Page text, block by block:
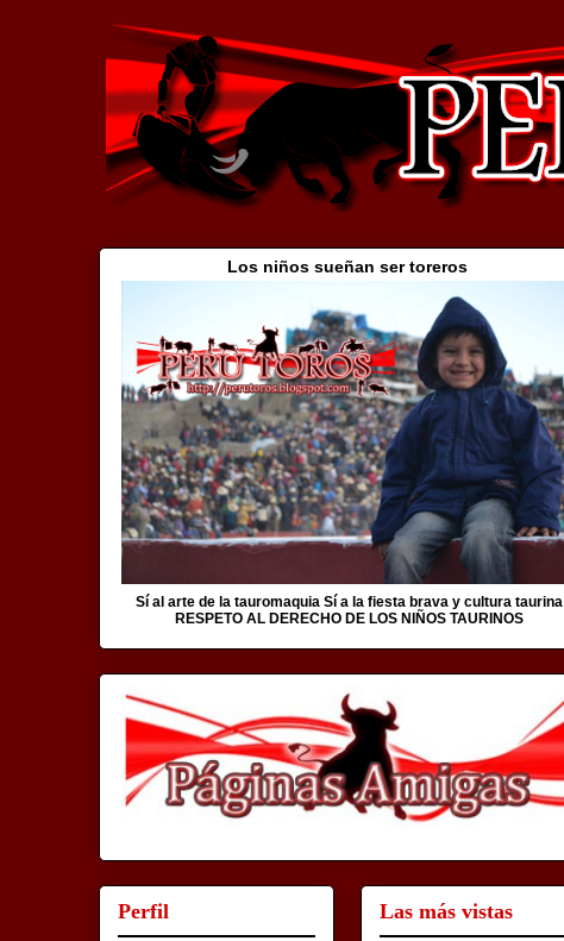
Los niños sueñan ser toreros
Sí al arte de la tauromaquia Sí a la fiesta brava y cultura taurina
RESPETO AL DERECHO DE LOS NIÑOS TAURINOS
Perfil Las más vistas